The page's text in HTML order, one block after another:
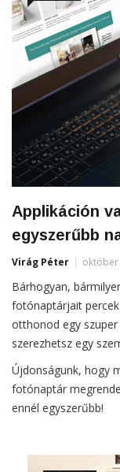
Applikáción
egyszerűbb
Virág Péter október
Bárhogyan,
fotónaptárjait
otthonod egy
szerezhetsz egy
Újdonságunk, hogy
fotónaptár
ennél egyszerűbb!